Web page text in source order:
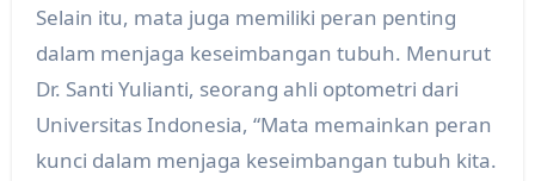
Selain itu, mata juga memiliki peran penting
dalam menjaga keseimbangan tubuh. Menurut
Dr. Santi Yulianti, seorang ahli optometri dari
Universitas Indonesia, “Mata memainkan peran
kunci dalam menjaga keseimbangan tubuh kita.